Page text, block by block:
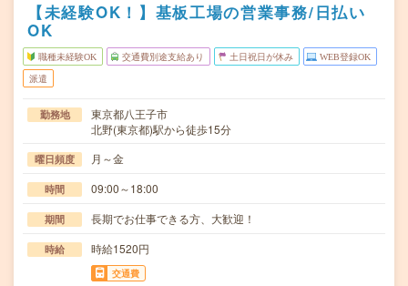
【未経験OK！】基板工場の営業事務/日払い
OK
職種未経験OK 交通費別途支給あり 土日祝日が休み WEB登録OK
派遣
勤務地
東京都八王子市
北野(東京都)駅から徒歩15分
曜日頻度 月～金
時間 09:00～18:00
期間 長期でお仕事できる方、大歓迎！
時給 時給1520円
交通費